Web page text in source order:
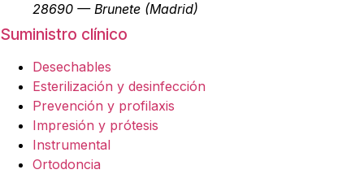
28690 — Brunete (Madrid)
Suministro clínico
Desechables
Esterilización y desinfección
Prevención y profilaxis
Impresión y prótesis
Instrumental
Ortodoncia